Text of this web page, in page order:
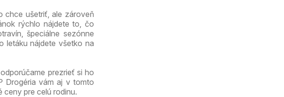
chce ušetriť, ale zároveň
rýchlo nájdete to, čo
špeciálne sezónne
letáku nájdete všetko na
prezrieť si ho
Drogéria vám aj v tomto
pre celú rodinu.